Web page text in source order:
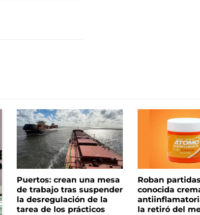
Puertos: crean una mesa
de trabajo tras suspender
la desregulación de la
tarea de los prácticos
Roban
conocida
la retiró del